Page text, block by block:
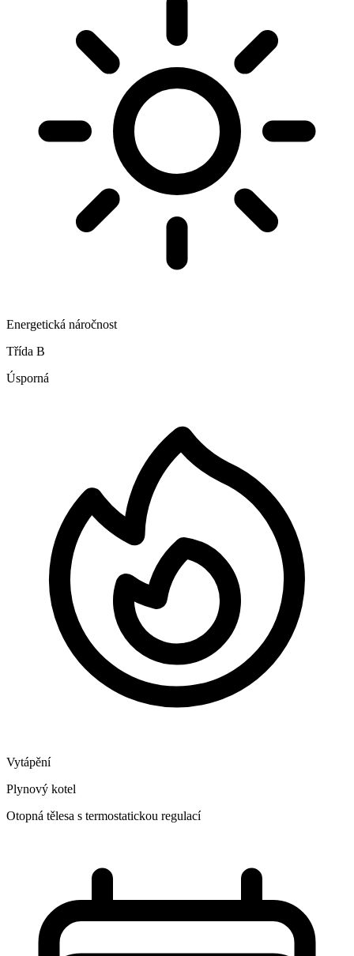
Energetická náročnost
Třída B
Úsporná
Vytápění
Plynový kotel
Otopná tělesa s termostatickou regulací